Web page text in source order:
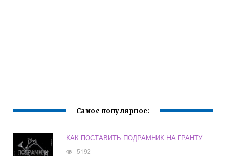
Самое популярное:
КАК ПОСТАВИТЬ ПОДРАМНИК НА ГРАНТУ
5192